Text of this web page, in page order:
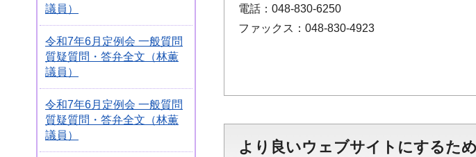
議員）
令和7年6月定例会 一般質問
質疑質問・答弁全文（林薫
議員）
令和7年6月定例会 一般質問
質疑質問・答弁全文（林薫
議員）
電話：048-830-6250
ファックス：048-830-4923
より良いウェブサイトにするた